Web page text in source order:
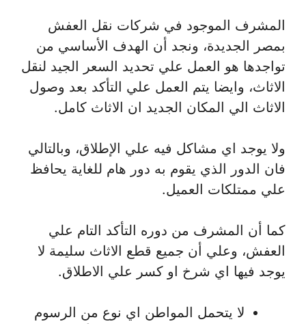
المشرف الموجود في شركات نقل العفش
بمصر الجديدة، ونجد أن الهدف الأساسي من
تواجدها هو العمل علي تحديد السعر الجيد لنقل
الاثاث، وايضا يتم العمل علي التأكد بعد وصول
الاثاث الي المكان الجديد ان الاثاث كامل.
ولا يوجد اي مشاكل فيه علي الإطلاق، وبالتالي
فان الدور الذي يقوم به دور هام للغاية يحافظ
علي ممتلكات العميل.
كما أن المشرف من دوره التأكد التام علي
العفش، وعلي أن جميع قطع الاثاث سليمة لا
يوجد فيها اي شرخ او كسر علي الاطلاق.
لا يتحمل المواطن اي نوع من الرسوم